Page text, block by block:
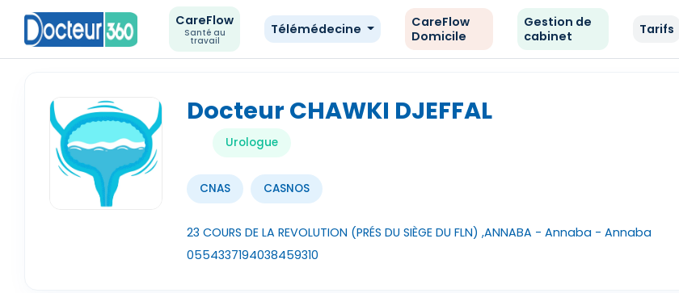
CareFlow
Santé au
travail
Télémédecine
CareFlow
Domicile
Gestion de
cabinet
Tarifs
Docteur CHAWKI DJEFFAL
Urologue
CNAS CASNOS
23 COURS DE LA REVOLUTION (PRÉS DU SIÈGE DU FLN) ,ANNABA - Annaba - Annaba
0554337194038459310